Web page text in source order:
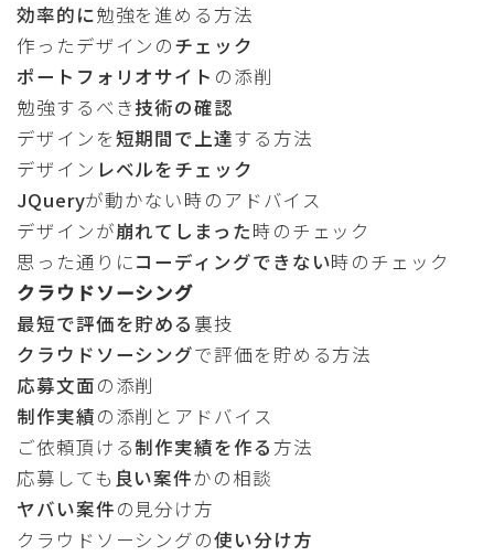
効率的に勉強を進める方法
作ったデザインのチェック
ポートフォリオサイト の添削
勉強するべき技術の確認
デザインを短期間で上達する方法
デザイン レベルをチェック
JQueryが動かない時のアドバイス
デザインが崩れてしまった時のチェック
思った通りにコーディングできない時のチェック
クラウドソーシング
最短で評価を貯める 裏技
クラウドソーシングで評価を貯める方法
応募文面の添削
制作実績の添削とアドバイス
ご依頼頂ける制作実績を作る方法
応募しても 良い案件かの相談
ヤバい案件の見分け方
クラウドソーシングの使い分け方